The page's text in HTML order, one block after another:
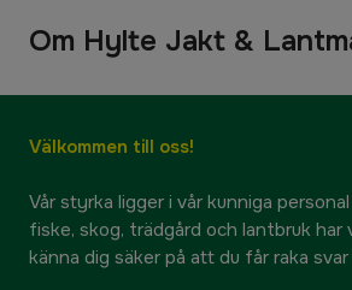
Om Hylte Jakt &
Välkommen till oss!
Vår styrka ligger i vår kunniga
fiske, skog, trädgård och lantbruk har
känna dig säker på att du får raka